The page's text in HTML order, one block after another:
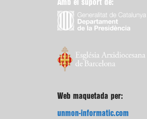
Amb el suport de:
Web maquetada per:
unmon-informatic.com